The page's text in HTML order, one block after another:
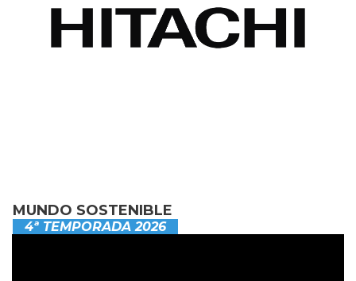
MUNDO SOSTENIBLE
4ª TEMPORADA 2026